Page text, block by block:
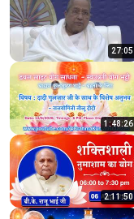
27:05
1:48:26
2:11:50